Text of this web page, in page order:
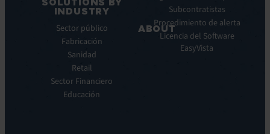
Automatización:
Orchestrate
Descubrimiento
Discovery
INDUSTRY
Sector público
Fabricación
Sanidad
Retail
Sector Financiero
Educación
ABOUT
Subcontratistas
Procedimiento de alerta
Licencia del Software
EasyVista